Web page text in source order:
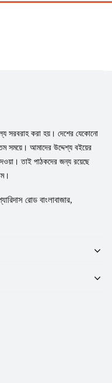
সরবরাহ করা হয়। দেশের যেকোনো
সময়ে। আমাদের উদ্দেশ্য বইয়ের
তাই পাঠকদের জন্য রয়েছে
রোড বাংলাবাজার,